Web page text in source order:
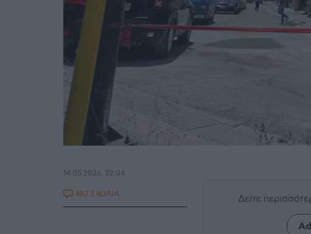
Δείτε
14.05.2026, 22:04
487 ΣΧΟΛΙΑ